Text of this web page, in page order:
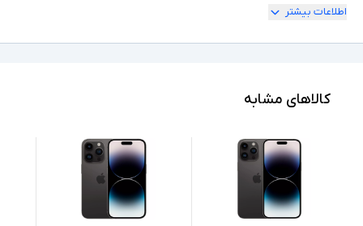
تعداد سیم کارت
پشتیبانی از کارت حافظه
درگاه های ارتباطی
اطلاعات بیشتر
کالاهای مشابه